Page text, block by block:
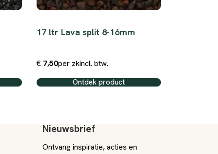
17 ltr Lava split 8-16mm
€ 7,50per zkincl. btw.
Ontdek product
Nieuwsbrief
Ontvang inspiratie, acties en